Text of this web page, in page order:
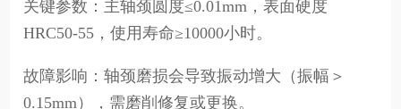
关键参数：主轴颈圆度≤0.01mm，表面硬度
HRC50-55，使用寿命≥10000小时。
故障影响：轴颈磨损会导致振动增大（振幅＞
0.15mm），需磨削修复或更换。